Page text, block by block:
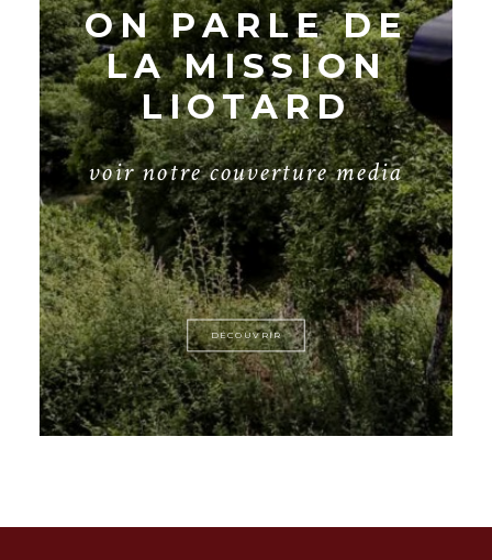
ON PARLE DE
LA MISSION
LIOTARD
voir notre couverture media
DÉCOUVRIR